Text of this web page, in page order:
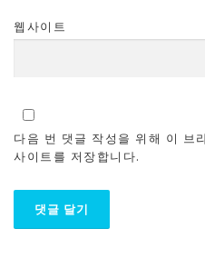
웹사이트
다음 번 댓글 작성을 위해 이 브
사이트를 저장합니다.